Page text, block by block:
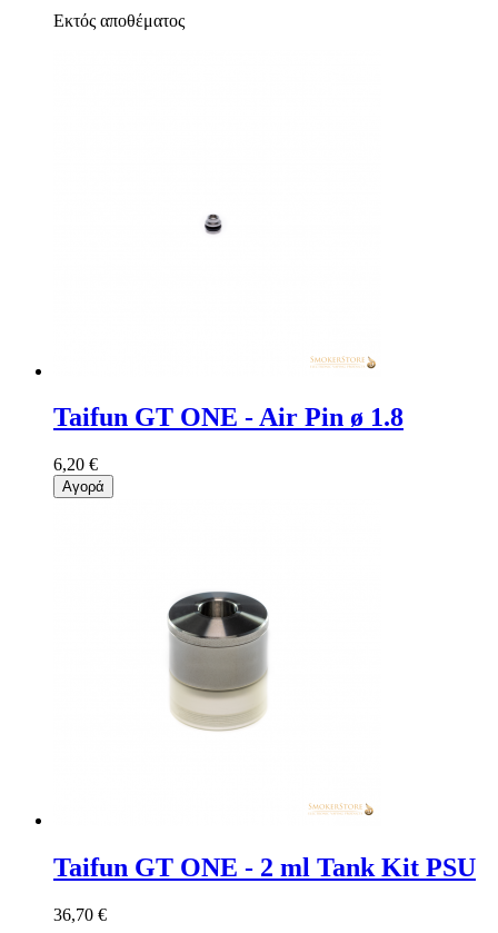
Εκτός αποθέματος
Taifun GT ONE - Air Pin ø 1.8
6,20 €
Αγορά
Taifun GT ONE - 2 ml Tank Kit PSU
36,70 €